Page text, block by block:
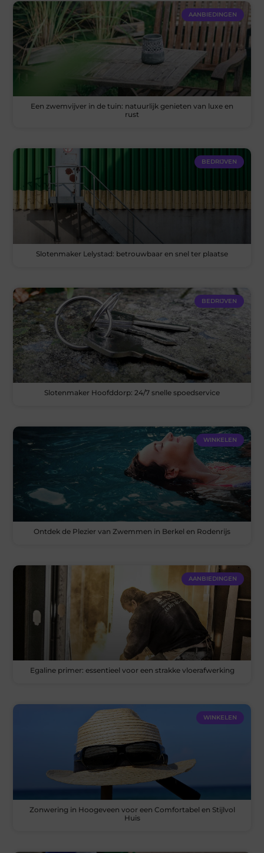
AANBIEDINGEN
Een zwemvijver in de tuin: natuurlijk genieten van luxe en
rust
BEDRIJVEN
Slotenmaker Lelystad: betrouwbaar en snel ter plaatse
BEDRIJVEN
Slotenmaker Hoofddorp: 24/7 snelle spoedservice
WINKELEN
Ontdek de Plezier van Zwemmen in Berkel en Rodenrijs
AANBIEDINGEN
Egaline primer: essentieel voor een strakke vloerafwerking
WINKELEN
Zonwering in Hoogeveen voor een Comfortabel en Stijlvol
Huis